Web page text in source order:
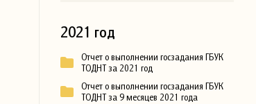
2021 год
Отчет о выполнении госзадания ГБУК
ТОДНТ за 2021 год
Отчет о выполнении госзадания ГБУК
ТОДНТ за 9 месяцев 2021 года